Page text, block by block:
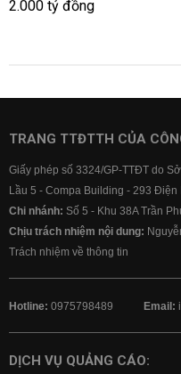
TRANG TTĐTTH CỦA
Giấy phép số 3324/GP-TTĐT do
Lầu 5 - Compa Building - 293
Chi nhánh: Số 5 - Khu 38A Trần
Chịu trách nhiệm nội dung:
Trách nhiệm về thông tin
Hotline: 0975798489 Email:
DỊCH VỤ QUẢNG CÁO: